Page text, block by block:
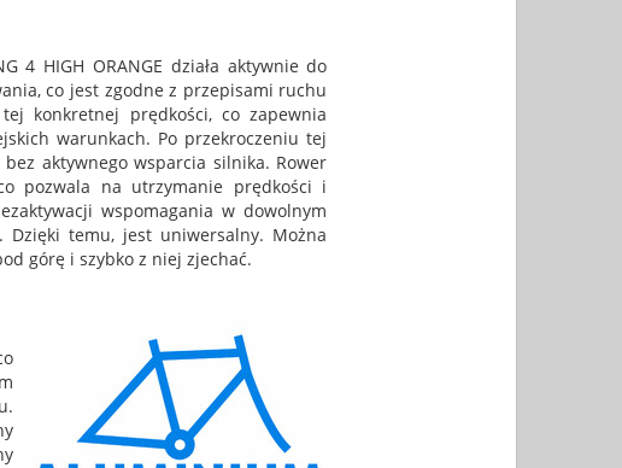
4 HIGH ORANGE działa aktywnie do
co jest zgodne z przepisami ruchu
konkretnej prędkości, co zapewnia
warunkach. Po przekroczeniu tej
aktywnego wsparcia silnika. Rower
pozwala na utrzymanie prędkości i
wspomagania w dowolnym
temu, jest uniwersalny. Można
górę i szybko z niej zjechać.